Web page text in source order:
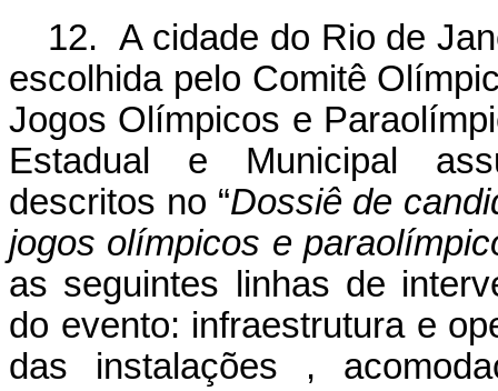
12. A cidade do Rio de
escolhida pelo Comitê
Jogos Olímpicos e
Estadual e Municipal
descritos no “Dossiê de
jogos olímpicos e
as seguintes linhas de
do evento: infraestrutura e
das instalações ,